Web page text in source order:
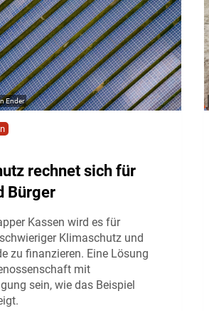
Ender
rechnet sich für
Bürger
Kassen wird es für
Klimaschutz und
zu finanzieren. Eine Lösung
mit
sein, wie das Beispiel